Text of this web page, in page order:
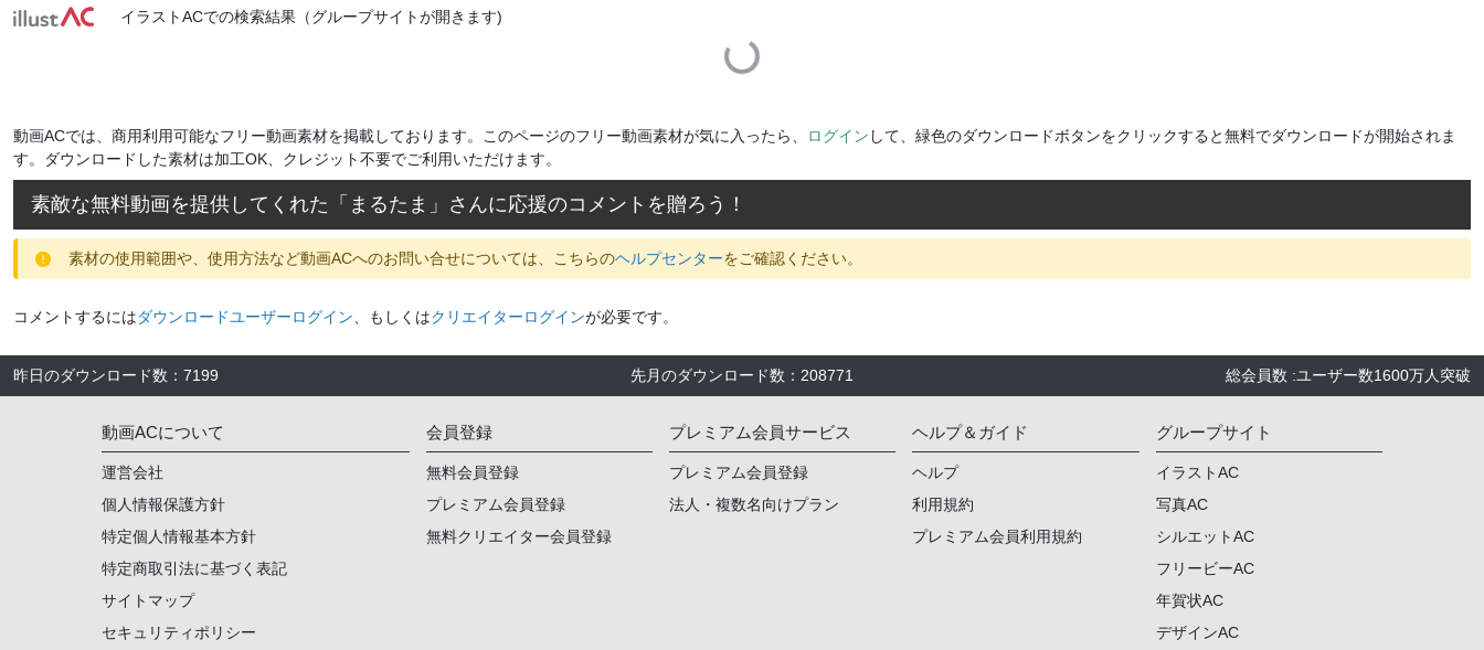
イラストACでの検索結果（グループサイトが開きます) Loading...
動画ACでは、商用利用可能なフリー動画素材を掲載しております。このページのフリー動画素材が気に入ったら、 ログイン して、緑色のダウンロードボタンをクリックすると無料でダウンロードが開始されま
す。ダウンロードした素材は加工OK、クレジット不要でご利用いただけます。
素敵な無料動画を提供してくれた「 まるたま 」さんに応援のコメントを贈ろう！
素材の使用範囲や、使用方法など動画ACへのお問い合せについては、こちらのヘルプセンターをご確認ください。
コメントするにはダウンロードユーザーログイン 、もしくはクリエイターログインが必要です。
昨日のダウンロード数 ： 7199 先月のダウンロード数 ： 208771 総会員数 :ユーザー数1600万人 突破
動画ACについて
運営会社
個人情報保護方針
特定個人情報基本方針
特定商取引法に基づく表記
サイトマップ
セキュリティポリシー
会員登録
無料会員登録
プレミアム会員登録
無料クリエイター会員登録
プレミアム会員サービス
プレミアム会員登録
法人・複数名向けプラン
ヘルプ＆ガイド
ヘルプ
利用規約
プレミアム会員利用規約
グループサイト
イラストAC
写真AC
シルエットAC
フリービーAC
年賀状AC
デザインAC